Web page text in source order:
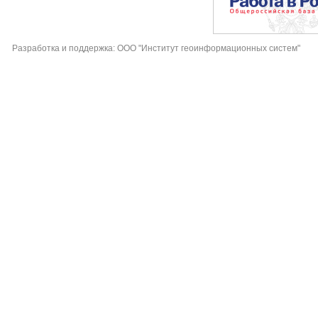
Разработка и поддержка: ООО "Институт геоинформационных систем"